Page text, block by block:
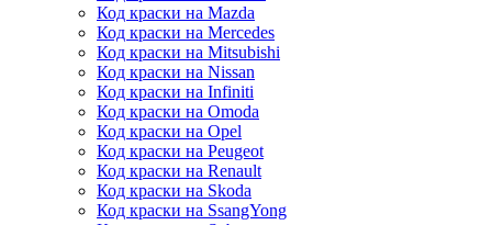
Код краски на Mazda
Код краски на Mercedes
Код краски на Mitsubishi
Код краски на Nissan
Код краски на Infiniti
Код краски на Omoda
Код краски на Opel
Код краски на Peugeot
Код краски на Renault
Код краски на Skoda
Код краски на SsangYong